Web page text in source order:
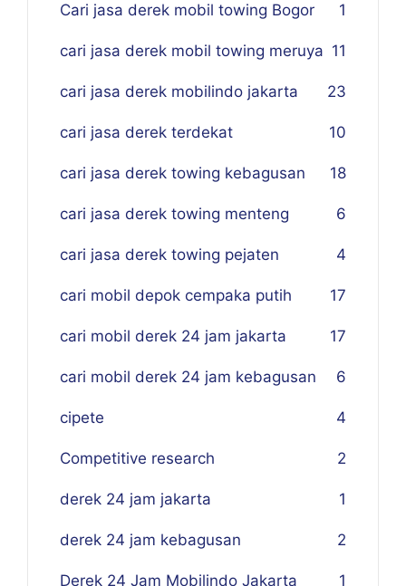
Cari jasa derek mobil towing Bogor 1
cari jasa derek mobil towing meruya 11
cari jasa derek mobilindo jakarta 23
cari jasa derek terdekat 10
cari jasa derek towing kebagusan 18
cari jasa derek towing menteng 6
cari jasa derek towing pejaten 4
cari mobil depok cempaka putih 17
cari mobil derek 24 jam jakarta 17
cari mobil derek 24 jam kebagusan 6
cipete 4
Competitive research 2
derek 24 jam jakarta 1
derek 24 jam kebagusan 2
Derek 24 Jam Mobilindo Jakarta 1